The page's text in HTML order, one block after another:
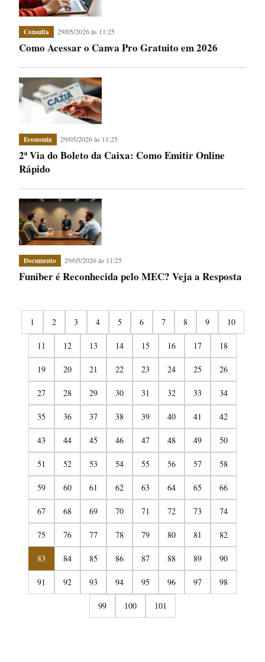
Consulta 29/05/2026 às 11:25
Como Acessar o Canva Pro Gratuito em 2026
Economia 29/05/2026 às 11:25
2ª Via do Boleto da Caixa: Como Emitir Online
Rápido
Documento 29/05/2026 às 11:25
Funiber é Reconhecida pelo MEC? Veja a Resposta
1 2 3 4 5 6 7 8 9 10
11 12 13 14 15 16 17 18
19 20 21 22 23 24 25 26
27 28 29 30 31 32 33 34
35 36 37 38 39 40 41 42
43 44 45 46 47 48 49 50
51 52 53 54 55 56 57 58
59 60 61 62 63 64 65 66
67 68 69 70 71 72 73 74
75 76 77 78 79 80 81 82
83 84 85 86 87 88 89 90
91 92 93 94 95 96 97 98
99 100 101